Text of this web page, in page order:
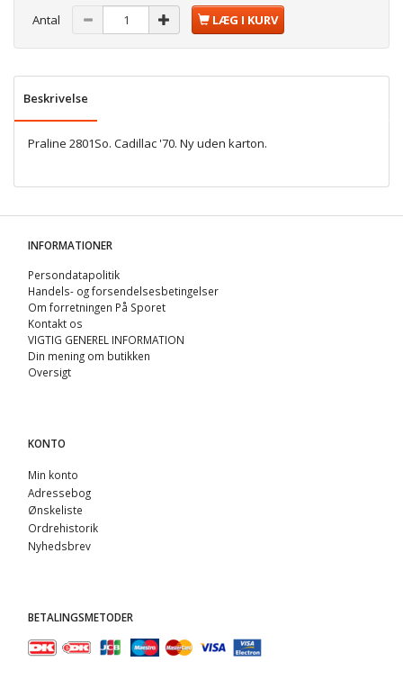
Antal LÆG I KURV
Beskrivelse
Praline 2801So. Cadillac '70. Ny uden karton.
INFORMATIONER
Persondatapolitik
Handels- og forsendelsesbetingelser
Om forretningen På Sporet
Kontakt os
VIGTIG GENEREL INFORMATION
Din mening om butikken
Oversigt
KONTO
Min konto
Adressebog
Ønskeliste
Ordrehistorik
Nyhedsbrev
BETALINGSMETODER